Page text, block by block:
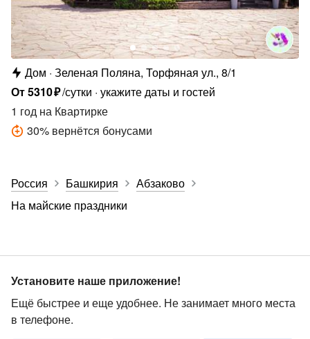
Дом Зеленая Поляна, Торфяная ул., 8/1
От5310₽/сутки укажите даты и гостей
1 год на Квартирке
30% вернётся бонусами
Россия Башкирия
Абзаково
На майские праздники
Установите наше приложение!
Ещё быстрее и еще удобнее. Не занимает много места
в телефоне.